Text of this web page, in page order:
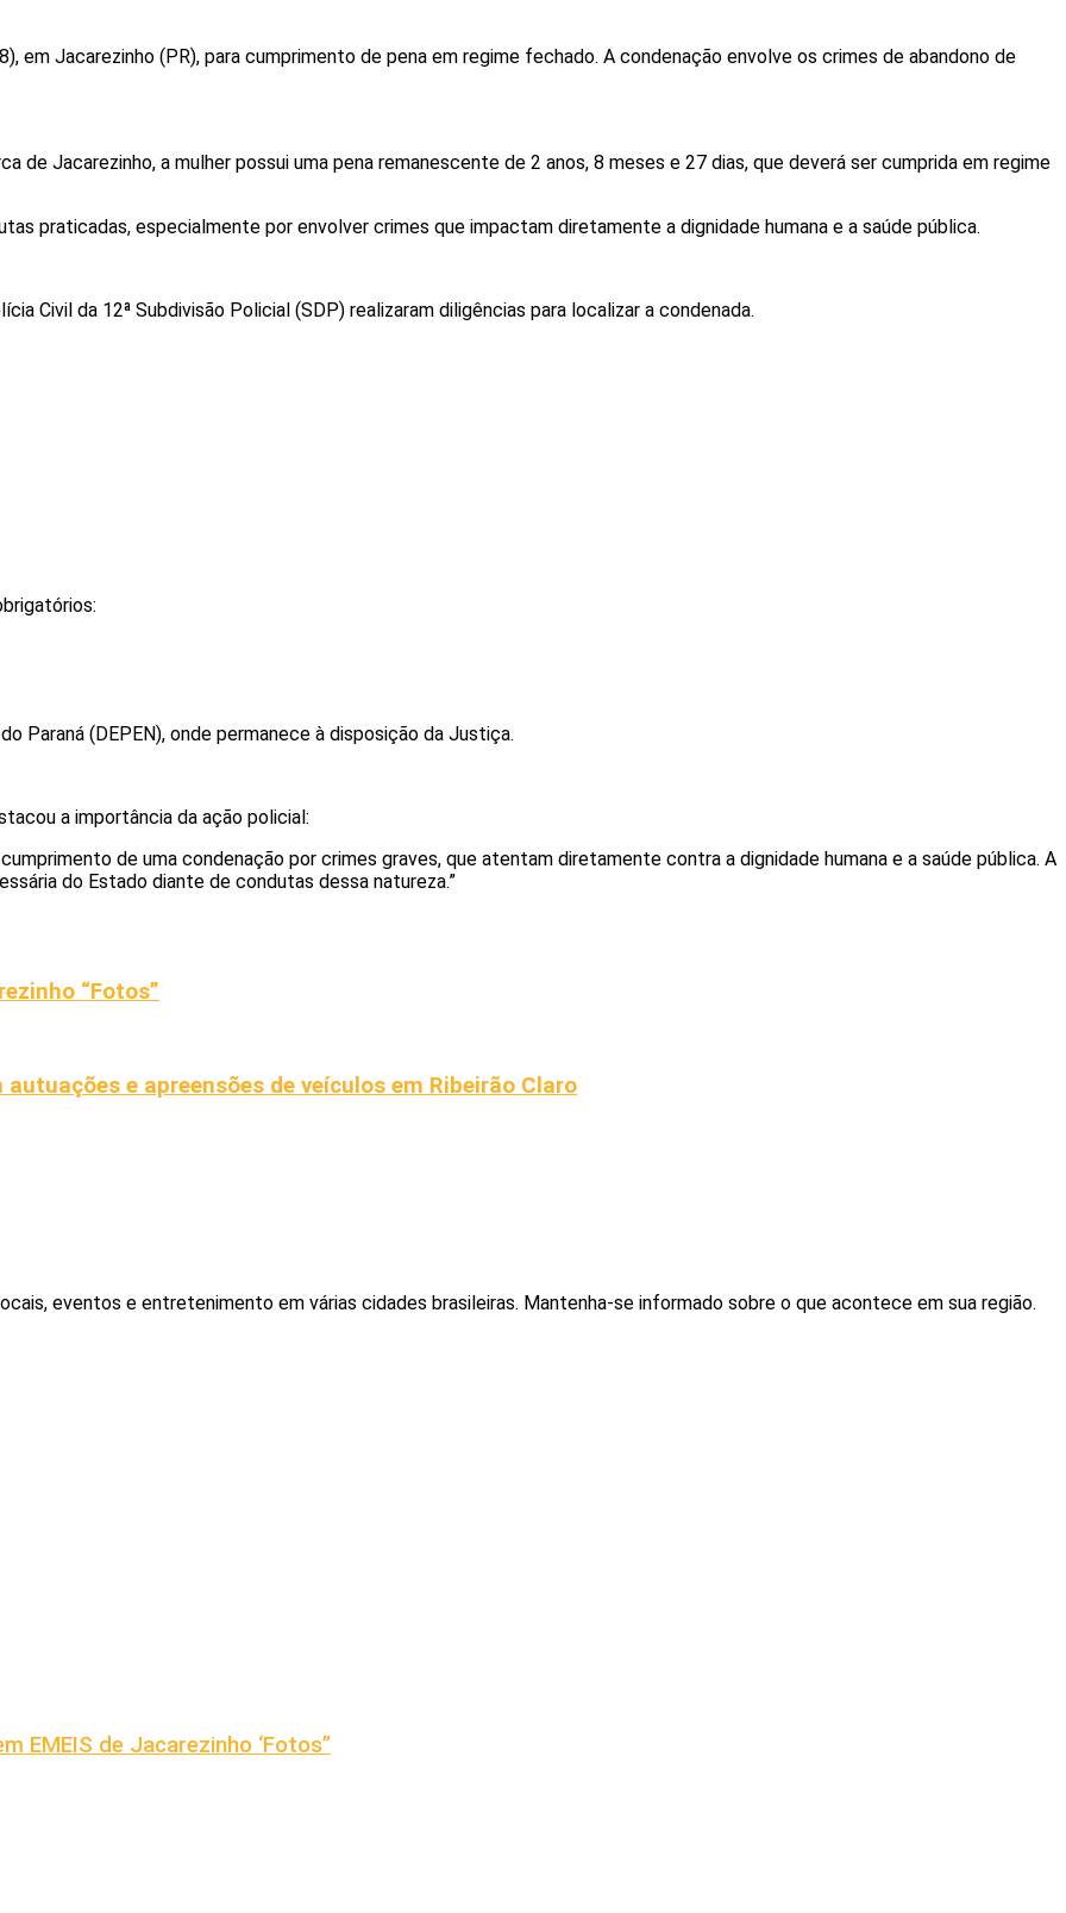
em Jacarezinho (PR), para cumprimento de pena em regime fechado. A condenação envolve os crimes de abandono de
de Jacarezinho, a mulher possui uma pena remanescente de 2 anos, 8 meses e 27 dias, que deverá ser cumprida em regime
praticadas, especialmente por envolver crimes que impactam diretamente a dignidade humana e a saúde pública.
Civil da 12ª Subdivisão Policial (SDP) realizaram diligências para localizar a condenada.
Paraná (DEPEN), onde permanece à disposição da Justiça.
a importância da ação policial:
de uma condenação por crimes graves, que atentam diretamente contra a dignidade humana e a saúde pública. A
do Estado diante de condutas dessa natureza.”
“Fotos”
e apreensões de veículos em Ribeirão Claro
eventos e entretenimento em várias cidades brasileiras. Mantenha-se informado sobre o que acontece em sua região.
EMEIS de Jacarezinho ‘Fotos”